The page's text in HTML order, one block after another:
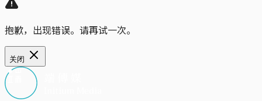
抱歉，出现错误。请再试一次。
关闭